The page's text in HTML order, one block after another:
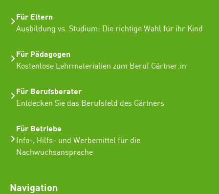
Für Eltern
Ausbildung vs. Studium: Die richtige Wahl für ihr Kind
Für Pädagogen
Kostenlose Lehrmaterialien zum Beruf Gärtner:in
Für Berufsberater
Entdecken Sie das Berufsfeld des Gärtners
Für Betriebe
Info-, Hilfs- und Werbemittel für die
Nachwuchsansprache
Navigation